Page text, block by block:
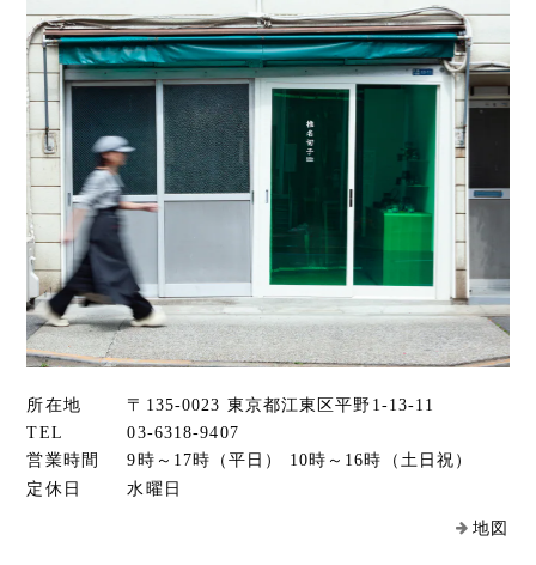
所在地
〒135-0023 東京都江東区平野1-13-11
TEL
03-6318-9407
営業時間
9時～17時（平日） 10時～16時（土日祝）
定休日
水曜日
地図